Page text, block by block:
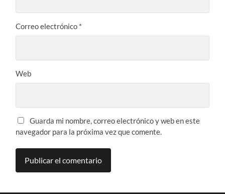
Correo electrónico *
Web
Guarda mi nombre, correo electrónico y web en este
navegador para la próxima vez que comente.